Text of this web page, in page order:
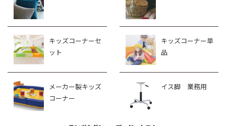
キッズコーナーセ
ット
キッズコーナー単
品
メーカー製キッズ
コーナー
イス脚 業務用